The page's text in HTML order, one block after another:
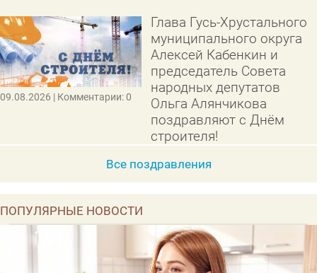
Глава Гусь-Хрустального
муниципального округа
Алексей Кабенкин и
председатель Совета
народных депутатов
Ольга Алянчикова
поздравляют с Днём
строителя!
09.08.2026 | Комментарии: 0
Все поздравления
ПОПУЛЯРНЫЕ НОВОСТИ